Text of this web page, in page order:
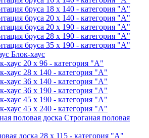
бруса 18 х 140 - категория "А"
бруса 20 х 140 - категория "А"
бруса 20 х 190 - категория "А"
бруса 28 х 190 - категория "А"
бруса 35 х 190 - категория "А"
Блок-хаус
хаус 20 х 96 - категория "А"
хаус 28 х 140 - категория "А"
хаус 36 х 140 - категория "А"
хаус 36 х 190 - категория "А"
хаус 45 х 190 - категория "А"
хаус 45 х 240 - категория "А"
Строганая половая
доска 28 х 115 - категория "А"